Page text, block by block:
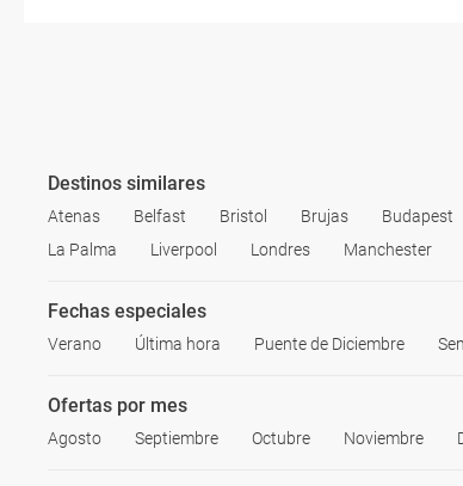
Destinos similares
Atenas Belfast Bristol Brujas Budapest
La Palma
Liverpool Londres Manchester
Fechas especiales
Verano Última hora Puente de Diciembre
Ofertas por mes
Agosto Septiembre Octubre Noviembre